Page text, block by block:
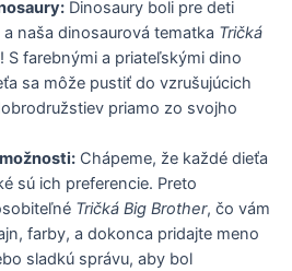
Dinosaury boli pre deti
naša dinosaurová tematka Tričká
S farebnými a priateľskými dino
sa môže pustiť do vzrušujúcich
priamo zo svojho
Chápeme, že každé dieťa
sú ich preferencie. Preto
Tričká Big Brother, čo vám
farby, a dokonca pridajte meno
sladkú správu, aby bol